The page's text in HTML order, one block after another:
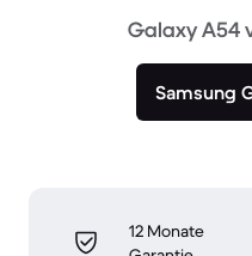
Galaxy A54
Samsung
12 Monate